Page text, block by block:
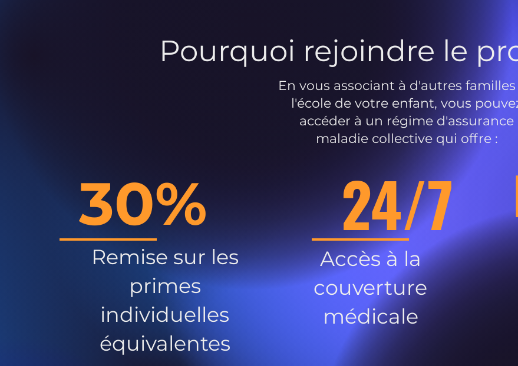
Pourquoi rejoindre le
En vous associant à d'autres
l'école de votre enfant, vous
accéder à un régime d'assurance
maladie collective qui offre :
30%
Remise sur les
primes
individuelles
équivalentes
24/7
Accès à la
couverture
médicale